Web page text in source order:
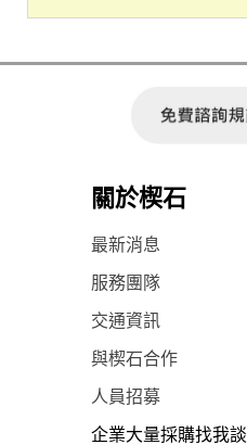
關於楔石
最新消息
服務團隊
交通資訊
與楔石合作
人員招募
企業大量採購找我談